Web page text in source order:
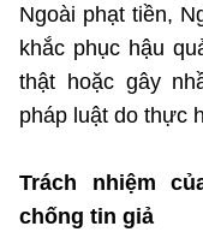
Ngoài phạt tiền,
khắc phục hậu
thật hoặc gây
pháp luật do thực
Trách nhiệm
chống tin giả